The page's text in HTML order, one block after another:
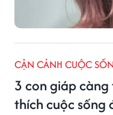
CẬN CẢNH CUỘC
3 con giáp
thích cuộc sống